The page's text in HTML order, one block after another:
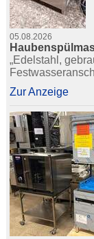
05.08.2026
„Edelstahl,
Zur Anzeige